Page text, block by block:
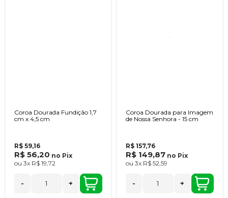
Coroa Dourada Fundição 1,7
cm x 4,5 cm
R$ 59,16
R$ 56,20 no Pix
ou 3x R$ 19,72
- +
Coroa Dourada para Imagem
de Nossa Senhora - 15 cm
R$ 157,76
R$ 149,87 no Pix
ou 3x R$ 52,59
- +